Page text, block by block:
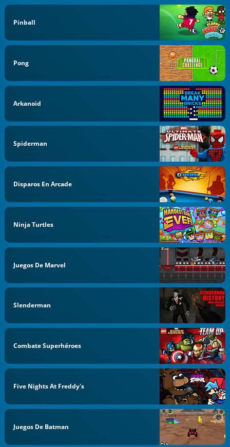
Pinball
Pong
Arkanoid
Spiderman
Disparos En Arcade
Ninja Turtles
Juegos De Marvel
Slenderman
Combate Superhéroes
Five Nights At Freddy's
Juegos De Batman